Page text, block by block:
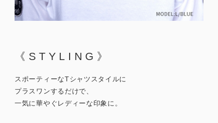
《STYLING》
スポーティーなTシャツスタイルに
プラスワンするだけで、
一気に華やぐレディーな印象に。